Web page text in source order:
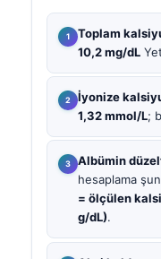
Toplam
10,2 mg/dL
İyonize
1,32 mmol/L;
Albümin
hesaplama
= ölçülen
g/dL).